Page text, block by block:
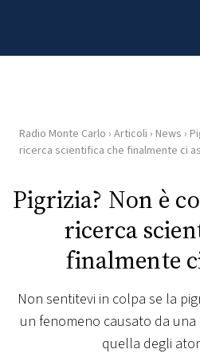
HOME
RADIO
RADIO
PLAYLIST
Radio Monte Carlo › Articoli › News ›
ricerca scientifica che finalmente ci
Pigrizia? Non è
ricerca
finalmente
Non sentitevi in colpa se la
un fenomeno causato da
quella degli